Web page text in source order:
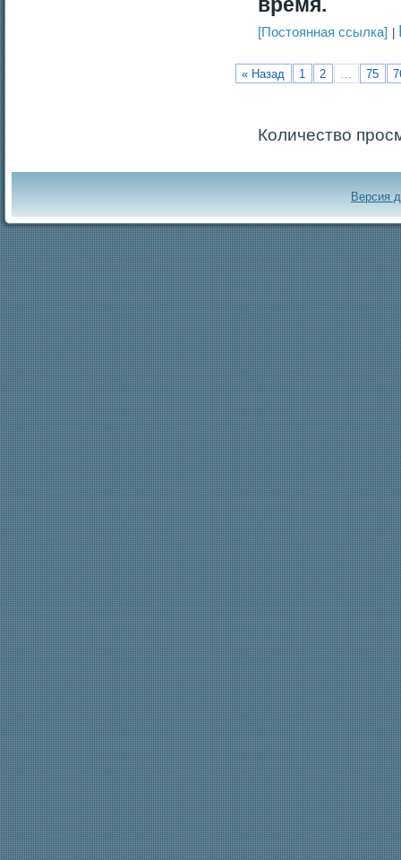
[Постоянная ссылка]
« Назад 1 2 75
Количество
Версия